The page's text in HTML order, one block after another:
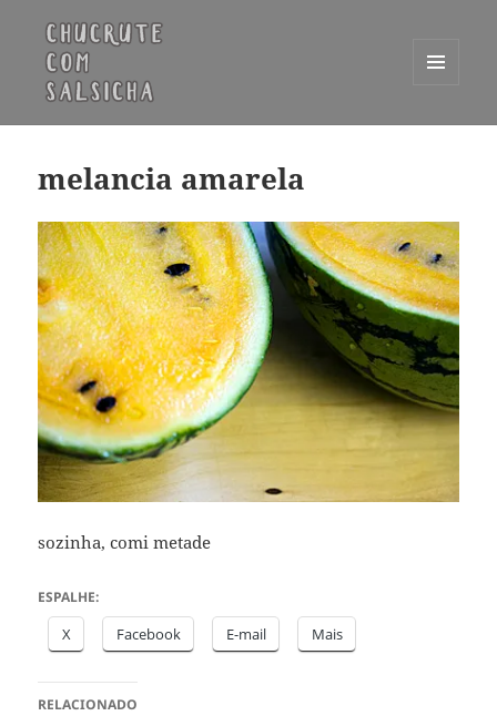
WIDGETS
melancia amarela
sozinha, comi metade
ESPALHE:
X Facebook E-mail Mais
RELACIONADO